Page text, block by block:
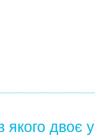
двоє